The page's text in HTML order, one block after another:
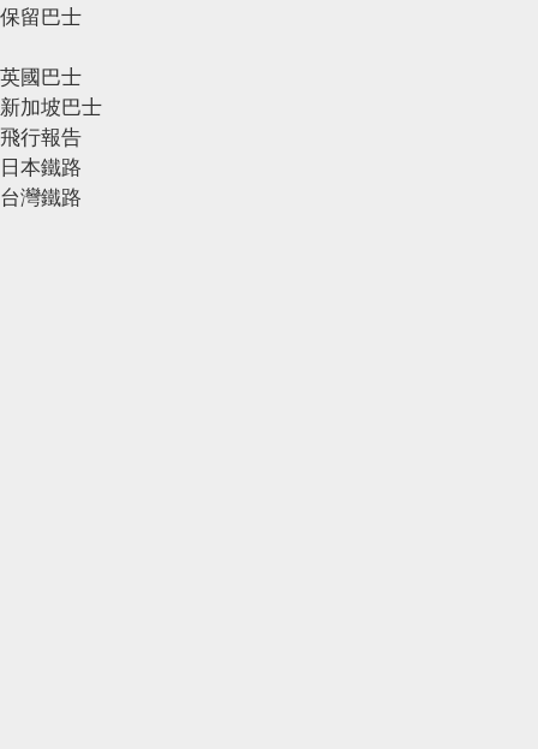
保留巴士
英國巴士
新加坡巴士
飛行報告
日本鐵路
台灣鐵路